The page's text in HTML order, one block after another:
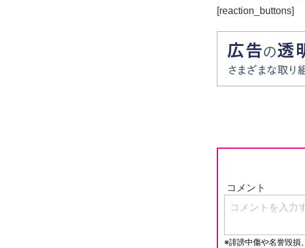
[reaction_buttons]